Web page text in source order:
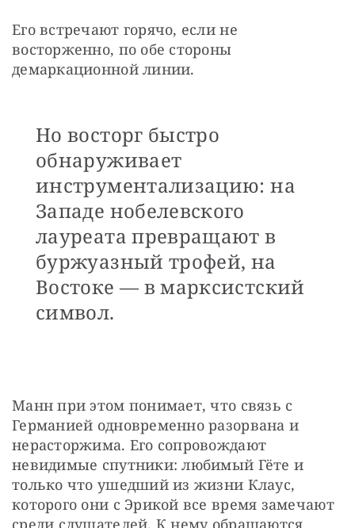
Его встречают горячо, если не
восторженно, по обе стороны
демаркационной линии.
Но восторг быстро
обнаруживает
инструментализацию: на
Западе нобелевского
лауреата превращают в
буржуазный трофей, на
Востоке — в марксистский
символ.
Манн при этом понимает, что связь с
Германией одновременно разорвана и
нерасторжима. Его сопровождают
невидимые спутники: любимый Гёте и
только что ушедший из жизни Клаус,
которого они с Эрикой все время замечают
среди слушателей. К нему обращаются